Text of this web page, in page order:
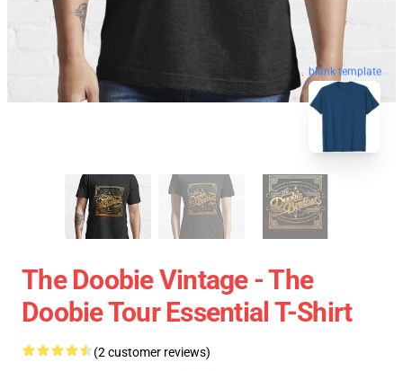
blank template
The Doobie Vintage - The
Doobie Tour Essential T-Shirt
(2 customer reviews)